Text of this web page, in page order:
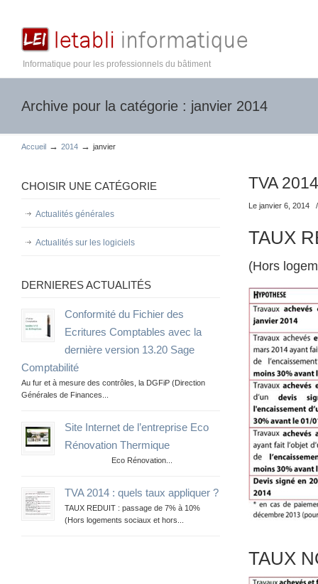
Informatique pour les professionnels du bâtiment
Archive pour la catégorie : janvier 2014
Accueil → 2014 → janvier
TVA
Le janvier 6, 2014
TAUX
(Hors
TAUX
CHOISIR UNE CATÉGORIE
Actualités générales
Actualités sur les logiciels
DERNIERES ACTUALITÉS
Conformité du Fichier des
Ecritures Comptables avec la
dernière version 13.20 Sage
Comptabilité
Au fur et à mesure des contrôles, la DGFiP (Direction
Générales de Finances...
Site Internet de l’entreprise Eco
Rénovation Thermique
Eco Rénovation...
TVA 2014 : quels taux appliquer ?
TAUX REDUIT : passage de 7% à 10%
(Hors logements sociaux et hors...